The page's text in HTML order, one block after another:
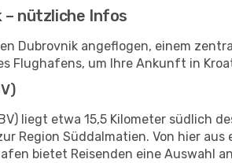
– nützliche Infos
Dubrovnik angeflogen, einem
Flughafens, um Ihre Ankunft in
liegt etwa 15,5 Kilometer südlich
Region Süddalmatien. Von hier
bietet Reisenden eine Auswahl